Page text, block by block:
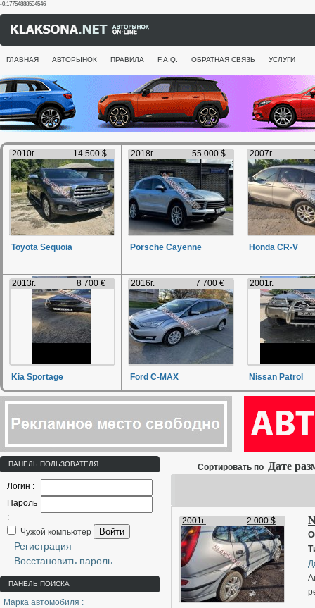
-0.17754888534546
ГЛАВНАЯ АВТОРЫНОК ПРАВИЛА F.A.Q. ОБРАТНАЯ СВЯЗЬ УСЛУГИ
2010г. 14 500 $
Toyota Sequoia
2018г. 55 000 $
Porsche Cayenne
2007г.
Honda CR-V
2013г. 8 700 €
Kia Sportage
2016г. 7 700 €
Ford C-MAX
2001г.
Nissan Patrol
ПАНЕЛЬ ПОЛЬЗОВАТЕЛЯ
Логин :
Пароль
:
Чужой компьютер
Войти
Регистрация
Восстановить пароль
ПАНЕЛЬ ПОИСКА
Марка автомобиля :
Сортировать по Дате
2001г. 2 000 $